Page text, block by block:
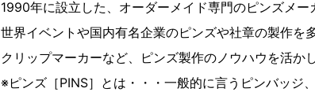
1990年に設立した、オーダーメイド専門のピンズメー
世界イベントや国内有名企業のピンズや社章の製作を
クリップマーカーなど、ピンズ製作のノウハウを活か
※ピンズ［PINS］とは・・・一般的に言うピンバッジ